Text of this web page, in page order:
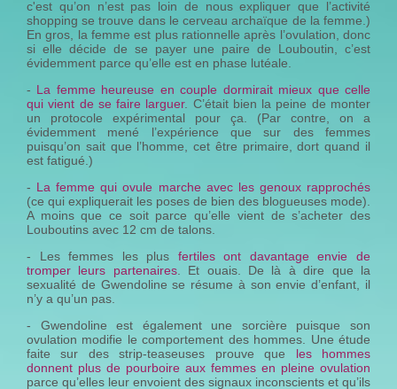
c'est qu’on n’est pas loin de nous expliquer que l’activité
shopping se trouve dans le cerveau archaïque de la femme.)
En gros, la femme est plus rationnelle après l’ovulation, donc
si elle décide de se payer une paire de Louboutin, c’est
évidemment parce qu’elle est en phase lutéale.
- La femme heureuse en couple dormirait mieux que celle
qui vient de se faire larguer. C’était bien la peine de monter
un protocole expérimental pour ça. (Par contre, on a
évidemment mené l’expérience que sur des femmes
puisqu’on sait que l’homme, cet être primaire, dort quand il
est fatigué.)
- La femme qui ovule marche avec les genoux rapprochés
(ce qui expliquerait les poses de bien des blogueuses mode).
A moins que ce soit parce qu’elle vient de s’acheter des
Louboutins avec 12 cm de talons.
- Les femmes les plus fertiles ont davantage envie de
tromper leurs partenaires. Et ouais. De là à dire que la
sexualité de Gwendoline se résume à son envie d’enfant, il
n’y a qu’un pas.
- Gwendoline est également une sorcière puisque son
ovulation modifie le comportement des hommes. Une étude
faite sur des strip-teaseuses prouve que les hommes
donnent plus de pourboire aux femmes en pleine ovulation
parce qu’elles leur envoient des signaux inconscients et qu’ils